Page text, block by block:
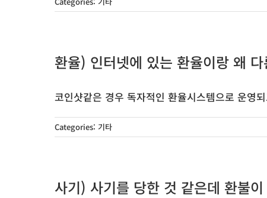
환율) 인터넷에 있는 환율이랑 왜
코인샷같은 경우 독자적인 환율시스템으로 운영
Categories: 기타
사기) 사기를 당한 것 같은데 환불